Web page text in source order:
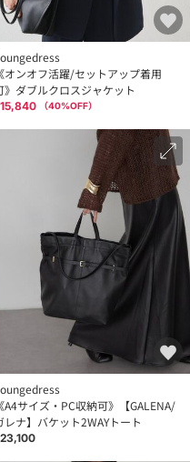
《オンオフ活躍/セットアップ着用
》ダブルクロスジャケット
（40%OFF）
《A4サイズ・PC収納可》【GALENA/
レナ】バケット2WAYトート